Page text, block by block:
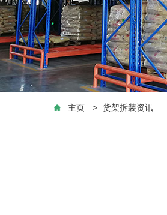
主页 > 货架拆装资讯